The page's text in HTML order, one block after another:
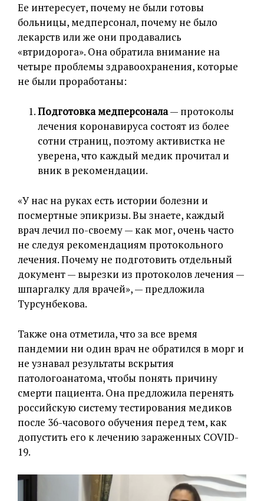
Ее интересует, почему не были готовы
больницы, медперсонал, почему не было
лекарств или же они продавались
«втридорога». Она обратила внимание на
четыре проблемы здравоохранения, которые
не были проработаны:
Подготовка медперсонала— протоколы
лечения коронавируса состоят из более
сотни страниц, поэтому активистка не
уверена, что каждый медик прочитал и
вник в рекомендации.
«У нас на руках есть истории болезни и
посмертные эпикризы. Вы знаете, каждый
врач лечил по-своему — как мог, очень часто
не следуя рекомендациям протокольного
лечения. Почему не подготовить отдельный
документ — вырезки из протоколов лечения —
шпаргалку для врачей», — предложила
Турсунбекова.
Также она отметила, что за все время
пандемии ни один врач не обратился в морг и
не узнавал результаты вскрытия
патологоанатома, чтобы понять причину
смерти пациента. Она предложила перенять
российскую систему тестирования медиков
после 36-часового обучения перед тем, как
допустить его к лечению зараженных COVID-
19.